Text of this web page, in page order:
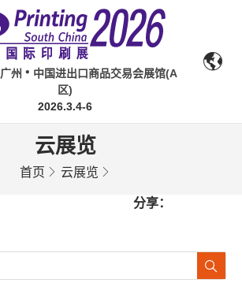
广州
中国进出口商品交易会展馆(A
区)
2026.3.4-6
云展览
首页 云展览
分享：